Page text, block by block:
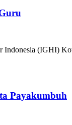
(IGHI)
Payakumbuh